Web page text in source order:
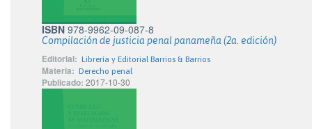
ISBN 978-9962-09-087-8
Compilación de justicia penal panameña (2a. edición)
Editorial: Librería y Editorial Barrios & Barrios
Materia: Derecho penal
Publicado: 2017-10-30